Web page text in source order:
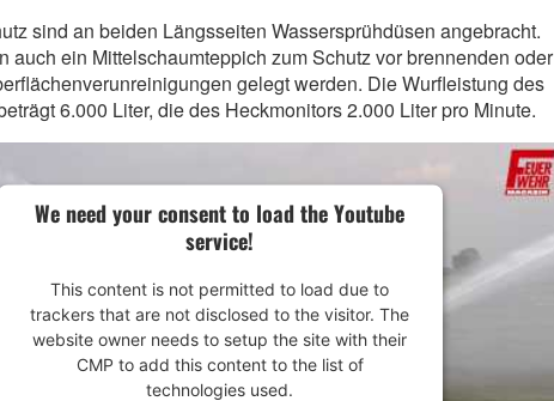
sind an beiden Längsseiten Wassersprühdüsen angebracht.
auch ein Mittelschaumteppich zum Schutz vor brennenden oder
gelegt werden. Die Wurfleistung des
6.000 Liter, die des Heckmonitors 2.000 Liter pro Minute.
We need your consent to load the Youtube
service!
This content is not permitted to load due to
trackers that are not disclosed to the visitor. The
website owner needs to setup the site with their
CMP to add this content to the list of
technologies used.